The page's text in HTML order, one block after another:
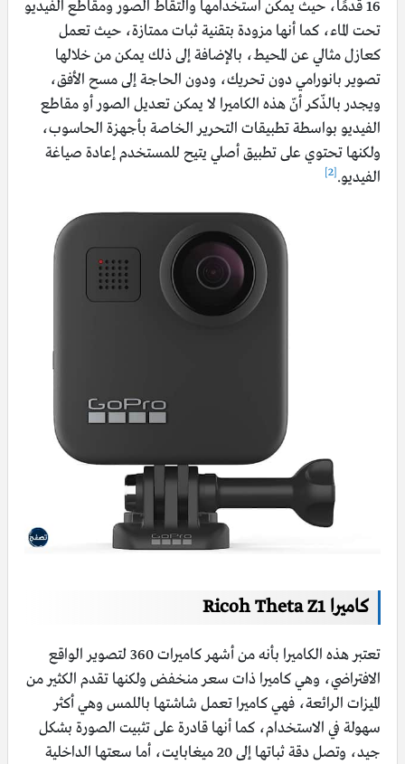
16 قدمًا، حيث يمكن استخدامها والتقاط الصور ومقاطع الفيديو
تحت الماء، كما أنها مزودة بتقنية ثبات ممتازة، حيث تعمل
كعازل مثالي عن المحيط، بالإضافة إلى ذلك يمكن من خلالها
تصوير بانورامي دون تحريك، ودون الحاجة إلى مسح الأفق،
ويجدر بالذّكر أنّ هذه الكاميرا لا يمكن تعديل الصور أو مقاطع
الفيديو بواسطة تطبيقات التحرير الخاصة بأجهزة الحاسوب،
ولكنها تحتوي على تطبيق أصلي يتيح للمستخدم إعادة صياغة
الفيديو.[2]
كاميرا Ricoh Theta Z1
تعتبر هذه الكاميرا بأنه من أشهر كاميرات 360 لتصوير الواقع
الافتراضي، وهي كاميرا ذات سعر منخفض ولكنها تقدم الكثير من
الميزات الرائعة، فهي كاميرا تعمل شاشتها باللمس وهي أكثر
سهولة في الاستخدام، كما أنها قادرة على تثبيت الصورة بشكل
جيد، وتصل دقة ثباتها إلى 20 ميغابايت، أما سعتها الداخلية